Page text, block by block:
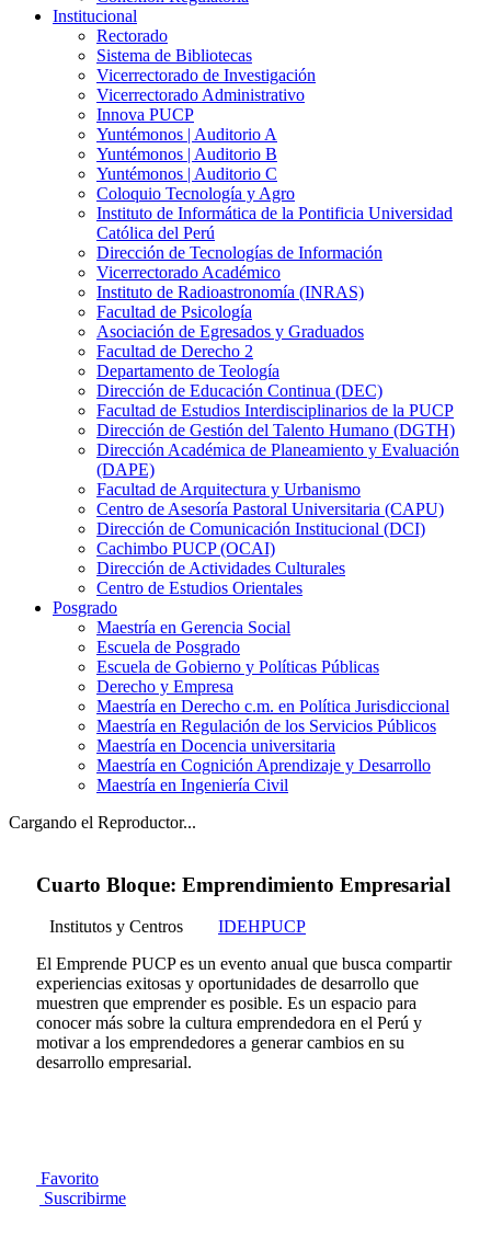
Institucional
Rectorado
Sistema de Bibliotecas
Vicerrectorado de Investigación
Vicerrectorado Administrativo
Innova PUCP
Yuntémonos | Auditorio A
Yuntémonos | Auditorio B
Yuntémonos | Auditorio C
Coloquio Tecnología y Agro
Instituto de Informática de la Pontificia Universidad
Católica del Perú
Dirección de Tecnologías de Información
Vicerrectorado Académico
Instituto de Radioastronomía (INRAS)
Facultad de Psicología
Asociación de Egresados y Graduados
Facultad de Derecho 2
Departamento de Teología
Dirección de Educación Continua (DEC)
Facultad de Estudios Interdisciplinarios de la PUCP
Dirección de Gestión del Talento Humano (DGTH)
Dirección Académica de Planeamiento y Evaluación
(DAPE)
Facultad de Arquitectura y Urbanismo
Centro de Asesoría Pastoral Universitaria (CAPU)
Dirección de Comunicación Institucional (DCI)
Cachimbo PUCP (OCAI)
Dirección de Actividades Culturales
Centro de Estudios Orientales
Posgrado
Maestría en Gerencia Social
Escuela de Posgrado
Escuela de Gobierno y Políticas Públicas
Derecho y Empresa
Maestría en Derecho c.m. en Política Jurisdiccional
Maestría en Regulación de los Servicios Públicos
Maestría en Docencia universitaria
Maestría en Cognición Aprendizaje y Desarrollo
Maestría en Ingeniería Civil
Cargando el Reproductor...
Cuarto Bloque: Emprendimiento Empresarial
Institutos y Centros
IDEHPUCP
El Emprende PUCP es un evento anual que busca compartir
experiencias exitosas y oportunidades de desarrollo que
muestren que emprender es posible. Es un espacio para
conocer más sobre la cultura emprendedora en el Perú y
motivar a los emprendedores a generar cambios en su
desarrollo empresarial.
Favorito
Suscribirme